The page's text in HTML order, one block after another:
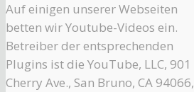
Auf einigen unserer Webseiten
betten wir Youtube-Videos ein.
Betreiber der entsprechenden
Plugins ist die YouTube, LLC, 901
Cherry Ave., San Bruno, CA 94066,